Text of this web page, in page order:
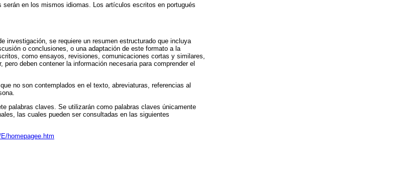
en los mismos idiomas. Los artículos escritos en portugués
investigación, se requiere un resumen estructurado que incluya
o conclusiones, o una adaptación de este formato a la
como ensayos, revisiones, comunicaciones cortas y similares,
deben contener la información necesaria para comprender el
no son contemplados en el texto, abreviaturas, referencias al
palabras claves. Se utilizarán como palabras claves únicamente
las cuales pueden ser consultadas en las siguientes
homepagee.htm